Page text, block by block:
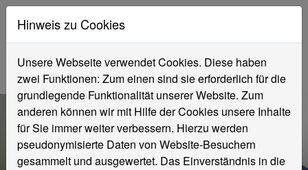
Hinweis zu Cookies
Unsere Webseite verwendet Cookies. Diese haben
zwei Funktionen: Zum einen sind sie erforderlich für die
grundlegende Funktionalität unserer Website. Zum
anderen können wir mit Hilfe der Cookies unsere Inhalte
für Sie immer weiter verbessern. Hierzu werden
pseudonymisierte Daten von Website-Besuchern
gesammelt und ausgewertet. Das Einverständnis in die